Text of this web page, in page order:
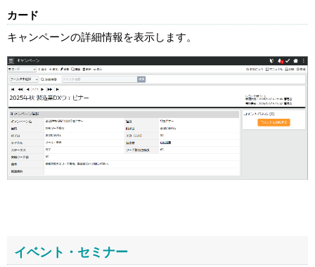
カード
キャンペーンの詳細情報を表示します。
イベント・セミナー